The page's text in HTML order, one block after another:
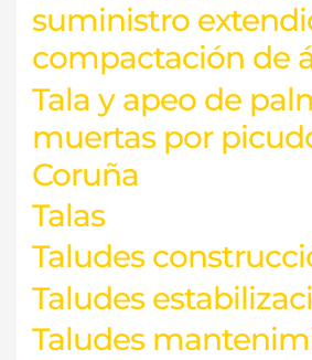
suministro
compactación de
Tala y apeo de
muertas por
Coruña
Talas
Taludes
Taludes
Taludes